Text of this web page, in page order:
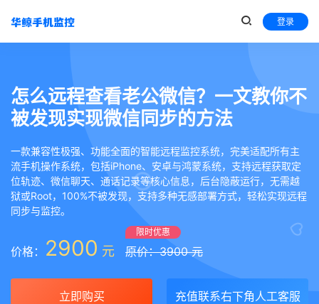
登录
怎么远程查看老公微信？一文教你不
被发现实现微信同步的方法
一款兼容性极强、功能全面的智能远程监控系统，完美适配所有主
流手机操作系统，包括iPhone、安卓与鸿蒙系统，支持远程获取定
位轨迹、微信聊天、通话记录等核心信息，后台隐蔽运行，无需越
狱或Root，100%不被发现，支持多种无感部署方式，轻松实现远程
同步与监控。
价格： 2900 元
限时优惠
原价：3900 元
立即购买 充值联系右下角人工客服